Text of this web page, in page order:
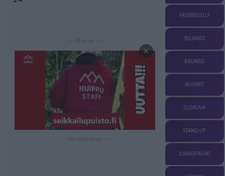
— Mainos —
×
FRISBEEGOLF
BILJARDI
BRUNSSI
NUORET
ELOKUVA
STAND-UP
ILMAISPÄIVÄT